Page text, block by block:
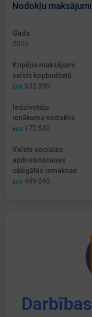
Nodokļu maksājumi
Gads
2025
Kopējie maksājumi
valsts kopbudžetā
EUR 632 390
Iedzīvotāju
ienākuma nodoklis
EUR 173 540
Valsts sociālās
apdrošināšanas
obligātās iemaksas
EUR 449 040